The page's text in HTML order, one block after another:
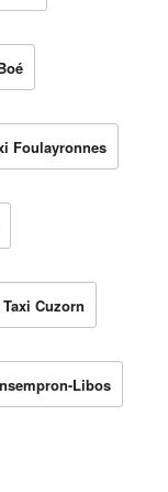
Foulayronnes
Cuzorn
Libos